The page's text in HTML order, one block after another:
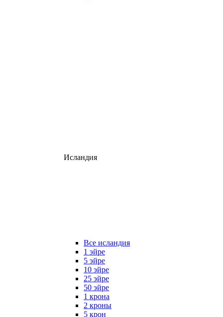
Исландия
Все исландия
1 эйре
5 эйре
10 эйре
25 эйре
50 эйре
1 крона
2 кроны
5 крон